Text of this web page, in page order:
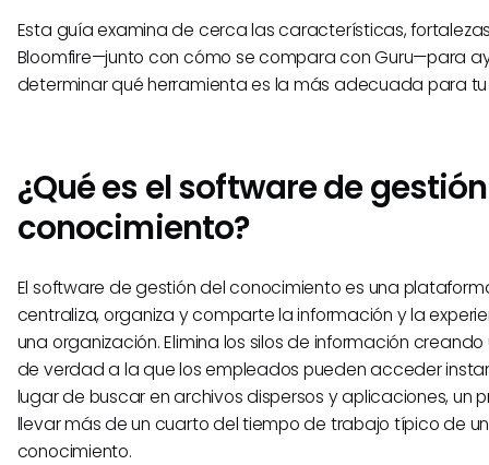
Esta guía examina de cerca las características,
Bloomfire—junto con cómo se compara con Guru—para
determinar qué herramienta es la más adecuada para
¿Qué es el software de
conocimiento?
El software de gestión del conocimiento es una
centraliza, organiza y comparte la información y la
una organización. Elimina los silos de información
de verdad a la que los empleados pueden acceder
lugar de buscar en archivos dispersos y aplicaciones, un
llevar más de un cuarto del tiempo de trabajo típico de
conocimiento.